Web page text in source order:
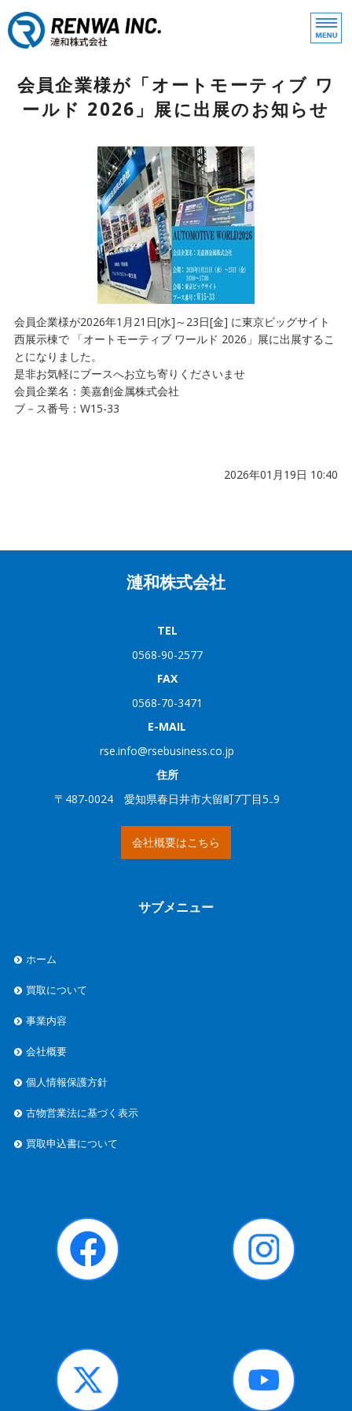
モノづくりの漣和株式会
ホーム
事業内容
会員企業様が「オートモーティブ ワ
ールド 2026」展に出展のお知らせ
会員企業様が2026年1月21日[水]～23日[金] に東京ビッグサイト
西展示棟で 「オートモーティブ ワールド 2026」展に出展するこ
とになりました。
是非お気軽にブースへお立ち寄りくださいませ
会員企業名：美嘉創金属株式会社
ブ－ス番号：W15-33
2026年01月19日 10:40
漣和株式会社
TEL
0568-90-2577
FAX
0568-70-3471
E-MAIL
rse.info@rsebusiness.co.jp
住所
〒487-0024 愛知県春日井市大留町7丁目5₋9
会社概要はこちら
サブメニュー
ホーム
買取について
事業内容
会社概要
個人情報保護方針
古物営業法に基づく表示
買取申込書について